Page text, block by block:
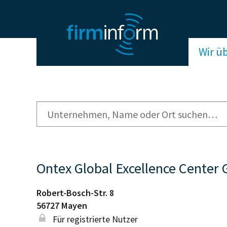
Wir
Ontex Global Excellence Center
Robert-Bosch-Str. 8
56727 Mayen
Für registrierte Nutzer